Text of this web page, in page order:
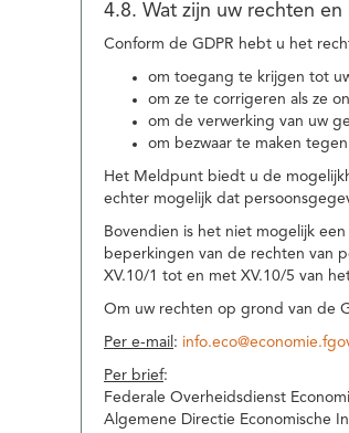
4.8. Wat zijn uw rechten
Conform de GDPR hebt u het
om toegang te krijgen tot
om ze te corrigeren als ze
om de verwerking van uw
om bezwaar te maken
Het Meldpunt biedt u de
echter mogelijk dat
Bovendien is het niet mogelijk
beperkingen van de rechten van
XV.10/1 tot en met XV.10/5 van
Om uw rechten op grond van de
Per e-mail :
Per brief:
Federale Overheidsdienst
Algemene Directie Economische